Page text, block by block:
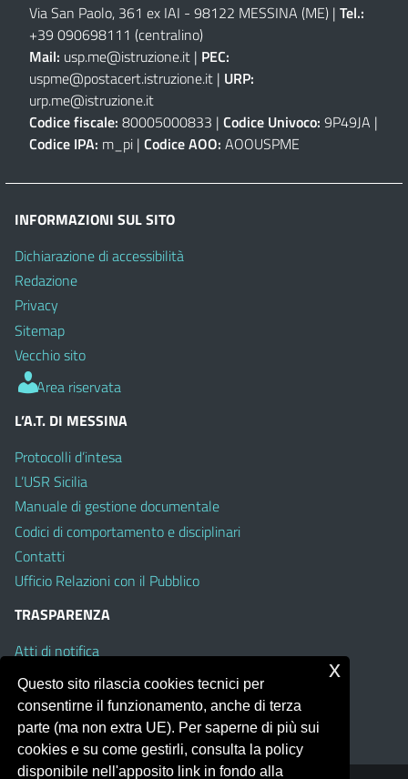
Via San Paolo, 361 ex IAI - 98122 MESSINA (ME) | Tel.:
+39 090698111 (centralino)
Mail: usp.me@istruzione.it | PEC:
uspme@postacert.istruzione.it | URP:
urp.me@istruzione.it
Codice fiscale: 80005000833 | Codice Univoco: 9P49JA |
Codice IPA: m_pi | Codice AOO: AOOUSPME
INFORMAZIONI SUL SITO
Dichiarazione di accessibilità
Redazione
Privacy
Sitemap
Vecchio sito
Area riservata
L’A.T. DI MESSINA
Protocolli d’intesa
L’USR Sicilia
Manuale di gestione documentale
Codici di comportamento e disciplinari
Contatti
Ufficio Relazioni con il Pubblico
TRASPARENZA
Atti di notifica
Albo on line
Amministrazione Trasparente
Obiettivi di Accessibilità
Questo sito rilascia cookies tecnici per
consentirne il funzionamento, anche di terza
parte (ma non extra UE). Per saperne di più sui
cookies e su come gestirli, consulta la policy
disponibile nell'apposito link in fondo alla
x